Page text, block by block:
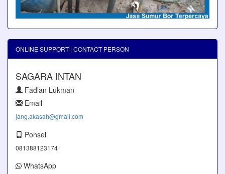
ONLINE SUPPORT | CONTACT PERSON
SAGARA INTAN
Fadlan Lukman
Email
jang.akasah@gmail.com
Ponsel
081388123174
WhatsApp